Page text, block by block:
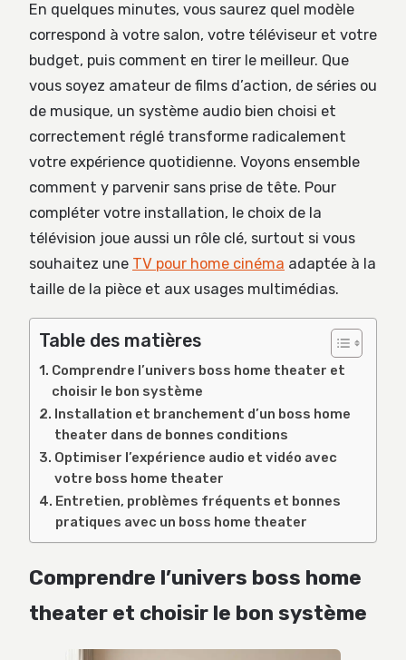
En quelques minutes, vous saurez quel modèle
correspond à votre salon, votre téléviseur et votre
budget, puis comment en tirer le meilleur. Que
vous soyez amateur de films d’action, de séries ou
de musique, un système audio bien choisi et
correctement réglé transforme radicalement
votre expérience quotidienne. Voyons ensemble
comment y parvenir sans prise de tête. Pour
compléter votre installation, le choix de la
télévision joue aussi un rôle clé, surtout si vous
souhaitez une TV pour home cinéma adaptée à la
taille de la pièce et aux usages multimédias.
Table des matières
Comprendre l’univers boss home theater et
choisir le bon système
Installation et branchement d’un boss home
theater dans de bonnes conditions
Optimiser l’expérience audio et vidéo avec
votre boss home theater
Entretien, problèmes fréquents et bonnes
pratiques avec un boss home theater
Comprendre l’univers boss home
theater et choisir le bon système